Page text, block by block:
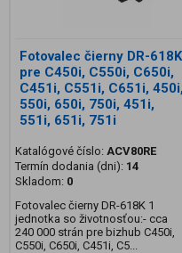
Fotovalec čierny DR-618K
pre C450i, C550i, C650i,
C451i, C551i, C651i, 450i,
550i, 650i, 750i, 451i,
551i, 651i, 751i
Katalógové číslo: ACV80RE
Termín dodania (dni): 14
Skladom: 0
Fotovalec čierny DR-618K 1
jednotka so životnosťou:- cca
240 000 strán pre bizhub C450i,
C550i, C650i, C451i, C5...